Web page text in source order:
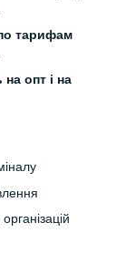
тарифам
опт і на